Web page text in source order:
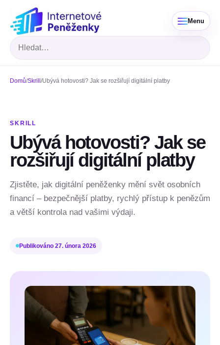
Menu
Hledat
Domů/Skrill /Ubývá hotovosti? Jak se rozšiřují digitální platby
SKRILL
Ubývá hotovosti? Jak se
rozšiřují digitální platby
Zjistěte, jak digitální peněženky mění svět osobních
financí – bezpečnější platby, rychlý přístup k penězům
a větší kontrola nad vašimi výdaji.
Publikováno 27. února 2026